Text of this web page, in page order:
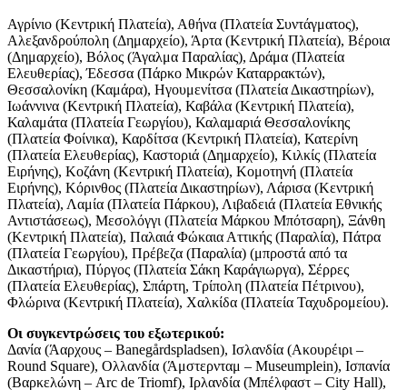
Αγρίνιο (Κεντρική Πλατεία), Αθήνα (Πλατεία Συντάγματος),
Αλεξανδρούπολη (Δημαρχείο), Άρτα (Κεντρική Πλατεία), Βέροια
(Δημαρχείο), Βόλος (Άγαλμα Παραλίας), Δράμα (Πλατεία
Ελευθερίας), Έδεσσα (Πάρκο Μικρών Καταρρακτών),
Θεσσαλονίκη (Καμάρα), Ηγουμενίτσα (Πλατεία Δικαστηρίων),
Ιωάννινα (Κεντρική Πλατεία), Καβάλα (Κεντρική Πλατεία),
Καλαμάτα (Πλατεία Γεωργίου), Καλαμαριά Θεσσαλονίκης
(Πλατεία Φοίνικα), Καρδίτσα (Κεντρική Πλατεία), Κατερίνη
(Πλατεία Ελευθερίας), Καστοριά (Δημαρχείο), Κιλκίς (Πλατεία
Ειρήνης), Κοζάνη (Κεντρική Πλατεία), Κομοτηνή (Πλατεία
Ειρήνης), Κόρινθος (Πλατεία Δικαστηρίων), Λάρισα (Κεντρική
Πλατεία), Λαμία (Πλατεία Πάρκου), Λιβαδειά (Πλατεία Εθνικής
Αντιστάσεως), Μεσολόγγι (Πλατεία Μάρκου Μπότσαρη), Ξάνθη
(Κεντρική Πλατεία), Παλαιά Φώκαια Αττικής (Παραλία), Πάτρα
(Πλατεία Γεωργίου), Πρέβεζα (Παραλία) (μπροστά από τα
Δικαστήρια), Πύργος (Πλατεία Σάκη Καράγιωργα), Σέρρες
(Πλατεία Ελευθερίας), Σπάρτη, Τρίπολη (Πλατεία Πέτρινου),
Φλώρινα (Κεντρική Πλατεία), Χαλκίδα (Πλατεία Ταχυδρομείου).
Οι συγκεντρώσεις του εξωτερικού:
Δανία (Άαρχους – Banegårdspladsen), Ισλανδία (Ακουρέιρι –
Round Square), Ολλανδία (Άμστερνταμ – Museumplein), Ισπανία
(Βαρκελώνη – Arc de Triomf), Ιρλανδία (Μπέλφαστ – City Hall),